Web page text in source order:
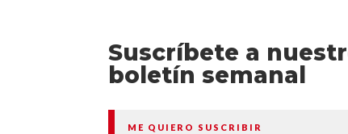
Suscríbete a
boletín semanal
ME QUIERO SUSCRIBIR